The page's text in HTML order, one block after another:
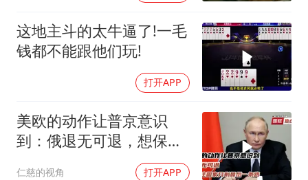
这地主斗的太牛逼了!一毛
钱都不能跟他们玩!
打开APP
美欧的动作让普京意识
到：俄退无可退，想保住
国家只剩最后一条路
仁慈的视角 打开APP